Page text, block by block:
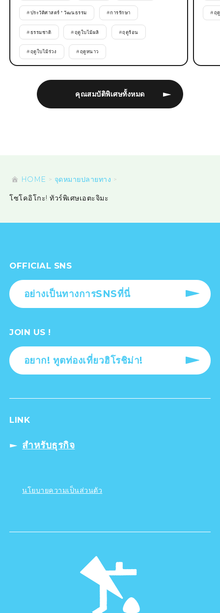
คุณสมบัติพิเศษทั้งหมด
#ประวัติศาสตร์ * วัฒนธรรม #การรักษา
#ธรรมชาติ #ฤดูใบไม้ผลิ #ฤดูร้อน
#ฤดูใบไม้ร่วง #ฤดูหนาว
#ฤ
HOME จุดหมายปลายทาง
โซโคอิโกะ! ทัวร์พิเศษเอตะจิมะ
OFFICIAL SNS
อย่างเป็นทางการSNSที่นี่
JOIN US !
อยาก! ทูตท่องเที่ยวฮิโรชิม่า!
LINK
สำหรับธุรกิจ
นโยบายความเป็นส่วนตัว